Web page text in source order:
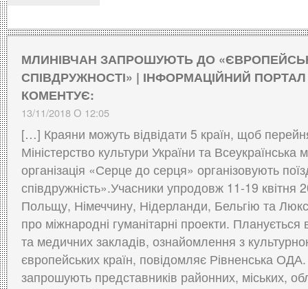
МЛИНІВЧАН ЗАПРОШУЮТЬ ДО
СПІВДРУЖНОСТІ» | ІНФОРМАЦІЙНИЙ
КОМЕНТУЄ:
13/11/2018 О 12:05
[…] Краяни можуть відвідати 5 країн, щоб
Міністерство культури України та
організація «Серце до серця» організовують
співдружність».Учасники упродовж 11-19 квітня
Польщу, Німеччину, Нідерланди, Бельгію та
про міжнародні гуманітарні проекти. Планується
та медичних закладів, ознайомлення з
європейських країн, повідомляє Рівненська ОДА.
запрошують представників районних, міських,